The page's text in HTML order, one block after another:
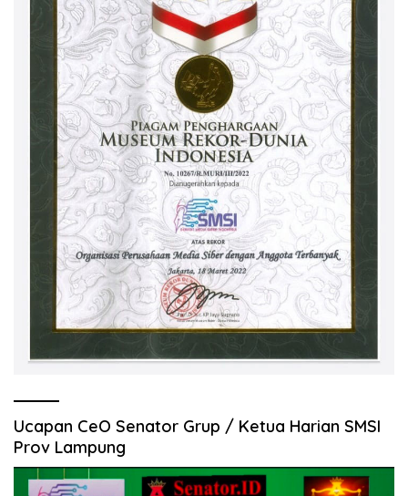
Ucapan CeO Senator Grup / Ketua Harian SMSI
Prov Lampung